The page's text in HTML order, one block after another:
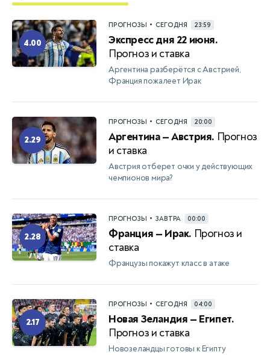
4.00
ПРОГНОЗЫ • СЕГОДНЯ 23:59
Экспресс дня 22 июня.
Прогноз и ставка
Аргентина разберётся с Австрией,
Франция пожалеет Ирак
2.29
ПРОГНОЗЫ • СЕГОДНЯ 20:00
Аргентина — Австрия. Прогноз
и ставка
Австрия отберет очки у действующих
чемпионов мира?
2.28
ПРОГНОЗЫ • ЗАВТРА 00:00
Франция — Ирак. Прогноз и
ставка
Французы покажут класс в атаке
2.17
ПРОГНОЗЫ • СЕГОДНЯ 04:00
Новая Зеландия — Египет.
Прогноз и ставка
Новозеландцы готовы к Египту